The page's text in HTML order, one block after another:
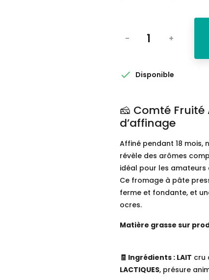
- +
 Disponible
🧀 Comté Fruité
d’affinage
Affiné pendant 18 mois,
révèle des arômes
idéal pour les
Ce fromage à pâte
ferme et fondante, et
ocres.
Matière grasse sur
🧾 Ingrédients : LAIT cru
LACTIQUES, présure